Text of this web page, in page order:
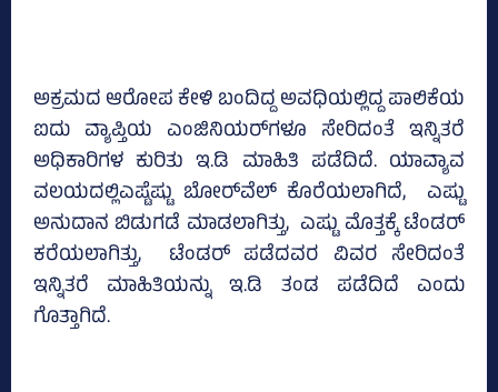
ಅಕ್ರಮದ ಆರೋಪ ಕೇಳಿ ಬಂದಿದ್ದ ಅವಧಿಯಲ್ಲಿದ್ದ ಪಾಲಿಕೆಯ
ಐದು ವ್ಯಾಪ್ತಿಯ ಎಂಜಿನಿಯರ್‌ಗಳೂ ಸೇರಿದಂತೆ ಇನ್ನಿತರೆ
ಅಧಿಕಾರಿಗಳ ಕುರಿತು ಇ.ಡಿ ಮಾಹಿತಿ ಪಡೆದಿದೆ. ಯಾವ್ಯಾವ
ವಲಯದಲ್ಲಿಎಷ್ಟೆಷ್ಟು ಬೋರ್‌ವೆಲ್‌ ಕೊರೆಯಲಾಗಿದೆ, ಎಷ್ಟು
ಅನುದಾನ ಬಿಡುಗಡೆ ಮಾಡಲಾಗಿತ್ತು, ಎಷ್ಟು ಮೊತ್ತಕ್ಕೆ ಟೆಂಡರ್‌
ಕರೆಯಲಾಗಿತ್ತು, ಟೆಂಡರ್‌ ಪಡೆದವರ ವಿವರ ಸೇರಿದಂತೆ
ಇನ್ನಿತರೆ ಮಾಹಿತಿಯನ್ನು ಇ.ಡಿ ತಂಡ ಪಡೆದಿದೆ ಎಂದು
ಗೊತ್ತಾಗಿದೆ.